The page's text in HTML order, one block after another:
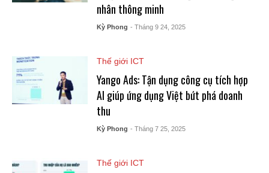
nhân thông minh
Kỳ Phong - Tháng 9 24, 2025
Thế giới ICT
Yango Ads: Tận dụng công cụ tích hợp
AI giúp ứng dụng Việt bứt phá doanh
thu
Kỳ Phong - Tháng 7 25, 2025
Thế giới ICT